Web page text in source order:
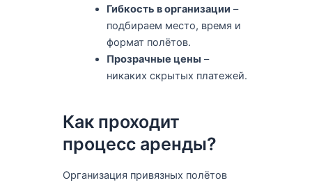
Гибкость в организации –
подбираем место, время и
формат полётов.
Прозрачные цены –
никаких скрытых платежей.
Как проходит
процесс аренды?
Организация привязных полётов